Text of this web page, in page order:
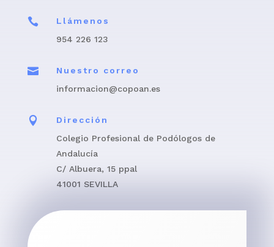

Llámenos
954 226 123

Nuestro correo
informacion@copoan.es

Dirección
Colegio Profesional de Podólogos de
Andalucía
C/ Albuera, 15 ppal
41001 SEVILLA